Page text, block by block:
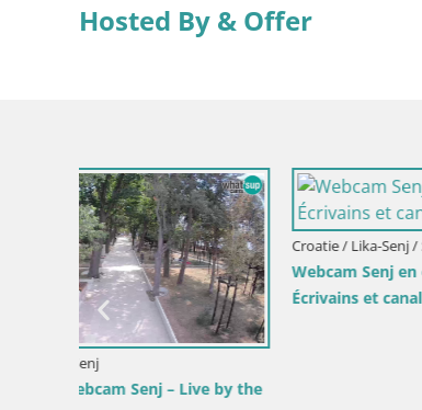
Hosted By & Offer
Croatie / Lika-Senj / Senj
Webcam Senj en direct – Parc des
Écrivains et canal du Velebit